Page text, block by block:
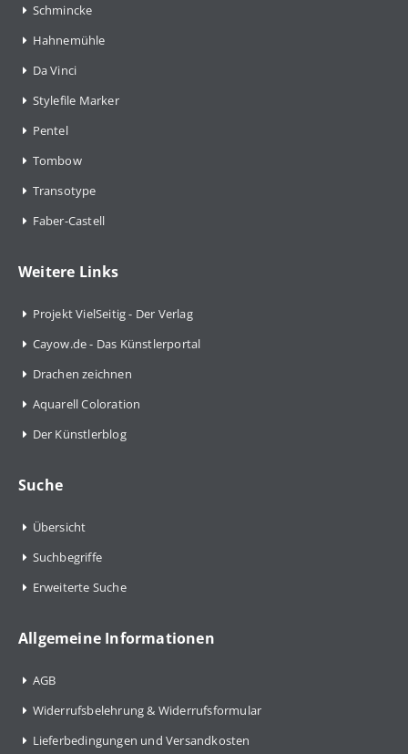
Schmincke
Hahnemühle
Da Vinci
Stylefile Marker
Pentel
Tombow
Transotype
Faber-Castell
Weitere Links
Projekt VielSeitig - Der Verlag
Cayow.de - Das Künstlerportal
Drachen zeichnen
Aquarell Coloration
Der Künstlerblog
Suche
Übersicht
Suchbegriffe
Erweiterte Suche
Allgemeine Informationen
AGB
Widerrufsbelehrung & Widerrufsformular
Lieferbedingungen und Versandkosten